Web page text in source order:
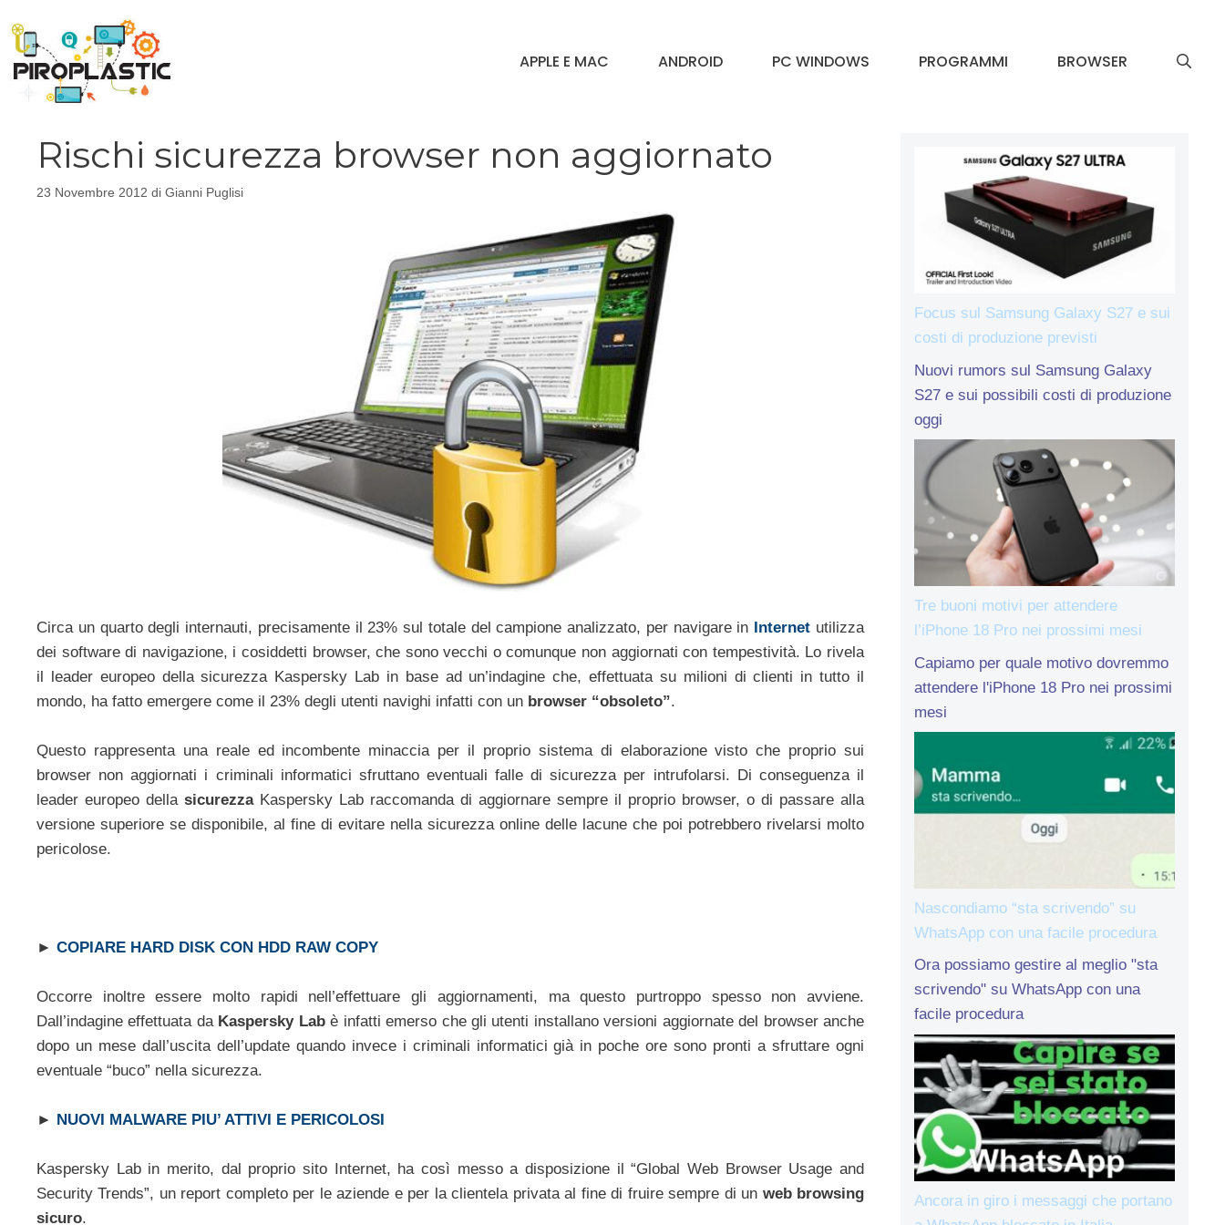
contenuto
APPLE E MAC ANDROID PC WINDOWS PROGRAMMI BROWSER
Rischi sicurezza browser non aggiornato
23 Novembre 2012 di Gianni Puglisi
Circa un quarto degli internauti, precisamente il 23% sul totale del campione analizzato, per navigare in Internet utilizza
dei software di navigazione, i cosiddetti browser, che sono vecchi o comunque non aggiornati con tempestività. Lo rivela
il leader europeo della sicurezza Kaspersky Lab in base ad un’indagine che, effettuata su milioni di clienti in tutto il
mondo, ha fatto emergere come il 23% degli utenti navighi infatti con un browser “obsoleto”.
Questo rappresenta una reale ed incombente minaccia per il proprio sistema di elaborazione visto che proprio sui
browser non aggiornati i criminali informatici sfruttano eventuali falle di sicurezza per intrufolarsi. Di conseguenza il
leader europeo della sicurezzaKaspersky Lab raccomanda di aggiornare sempre il proprio browser, o di passare alla
versione superiore se disponibile, al fine di evitare nella sicurezza online delle lacune che poi potrebbero rivelarsi molto
pericolose.
► COPIARE HARD DISK CON HDD RAW COPY
Occorre inoltre essere molto rapidi nell’effettuare gli aggiornamenti, ma questo purtroppo spesso non avviene.
Dall’indagine effettuata da Kaspersky Labè infatti emerso che gli utenti installano versioni aggiornate del browser anche
dopo un mese dall’uscita dell’update quando invece i criminali informatici già in poche ore sono pronti a sfruttare ogni
eventuale “buco” nella sicurezza.
► NUOVI MALWARE PIU’ ATTIVI E PERICOLOSI
Kaspersky Lab in merito, dal proprio sito Internet, ha così messo a disposizione il “Global Web Browser Usage and
Security Trends”, un report completo per le aziende e per la clientela privata al fine di fruire sempre di un web browsing
sicuro.
Focus sul Samsung Galaxy S27 e sui
costi di produzione previsti
Nuovi rumors sul Samsung Galaxy
S27 e sui possibili costi di produzione
oggi
Tre buoni motivi per attendere
l’iPhone 18 Pro nei prossimi mesi
Capiamo per quale motivo dovremmo
attendere l'iPhone 18 Pro nei prossimi
mesi
Nascondiamo “sta scrivendo” su
WhatsApp con una facile procedura
Ora possiamo gestire al meglio "sta
scrivendo" su WhatsApp con una
facile procedura
Ancora in giro i messaggi che portano